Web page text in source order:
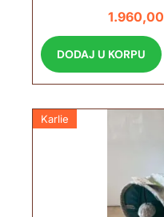
1.960,00
DODAJ U KORPU
Karlie